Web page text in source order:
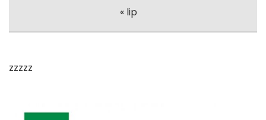
« lip
zzzzz